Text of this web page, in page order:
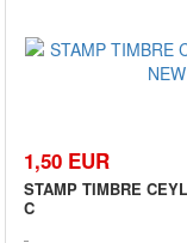
1,50 EUR
STAMP TIMBRE
C